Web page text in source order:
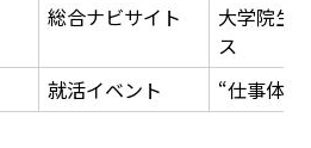
総合ナビサイト
大学院生
ス
就活イベント “仕事体